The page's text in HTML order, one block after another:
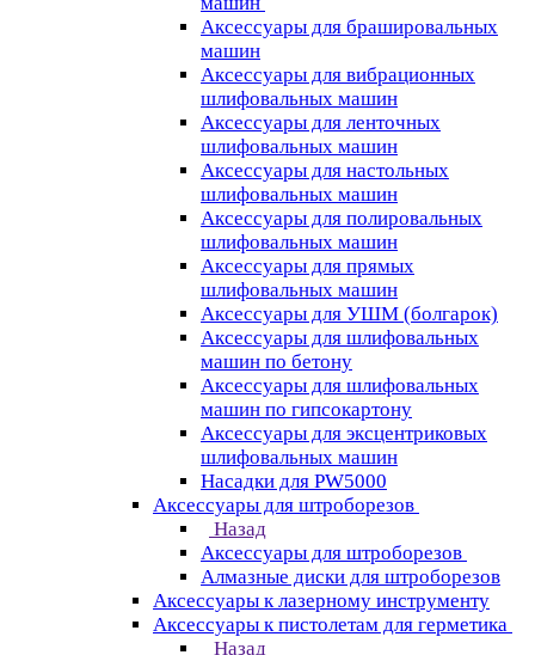
Аксессуары для брашировальных
машин
Аксессуары для вибрационных
шлифовальных машин
Аксессуары для ленточных
шлифовальных машин
Аксессуары для настольных
шлифовальных машин
Аксессуары для полировальных
шлифовальных машин
Аксессуары для прямых
шлифовальных машин
Аксессуары для УШМ (болгарок)
Аксессуары для шлифовальных
машин по бетону
Аксессуары для шлифовальных
машин по гипсокартону
Аксессуары для эксцентриковых
шлифовальных машин
Насадки для PW5000
Аксессуары для штроборезов
Назад
Аксессуары для штроборезов
Алмазные диски для штроборезов
Аксессуары к лазерному инструменту
Аксессуары к пистолетам для герметика
Назад